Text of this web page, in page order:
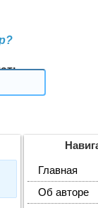
Главная
Об авторе